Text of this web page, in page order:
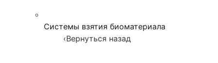
Системы взятия биоматериала
‹Вернуться назад